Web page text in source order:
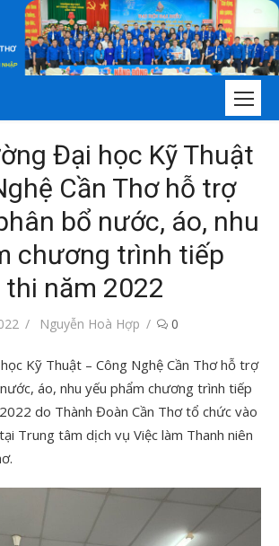
Đại học Kỹ Thuật
Cần Thơ hỗ trợ
bổ nước, áo, nhu
chương trình tiếp
năm 2022
Tác
Nguyễn Hoà Hợp 0
Kỹ Thuật – Công Nghệ Cần Thơ hỗ trợ
áo, nhu yếu phẩm chương trình tiếp
do Thành Đoàn Cần Thơ tổ chức vào
Trung tâm dịch vụ Việc làm Thanh niên